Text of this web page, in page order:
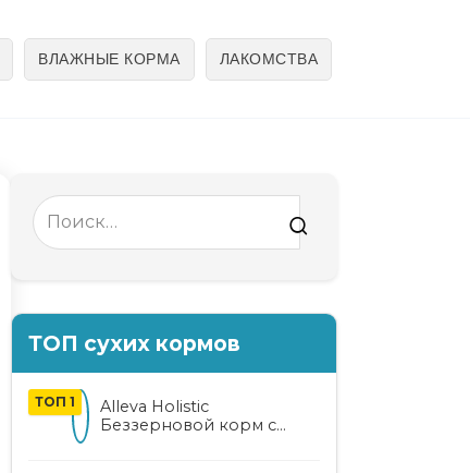
ВЛАЖНЫЕ КОРМА ЛАКОМСТВА
Search
for:
ТОП сухих кормов
ТОП 1
Alleva Holistic
Беззерновой корм с